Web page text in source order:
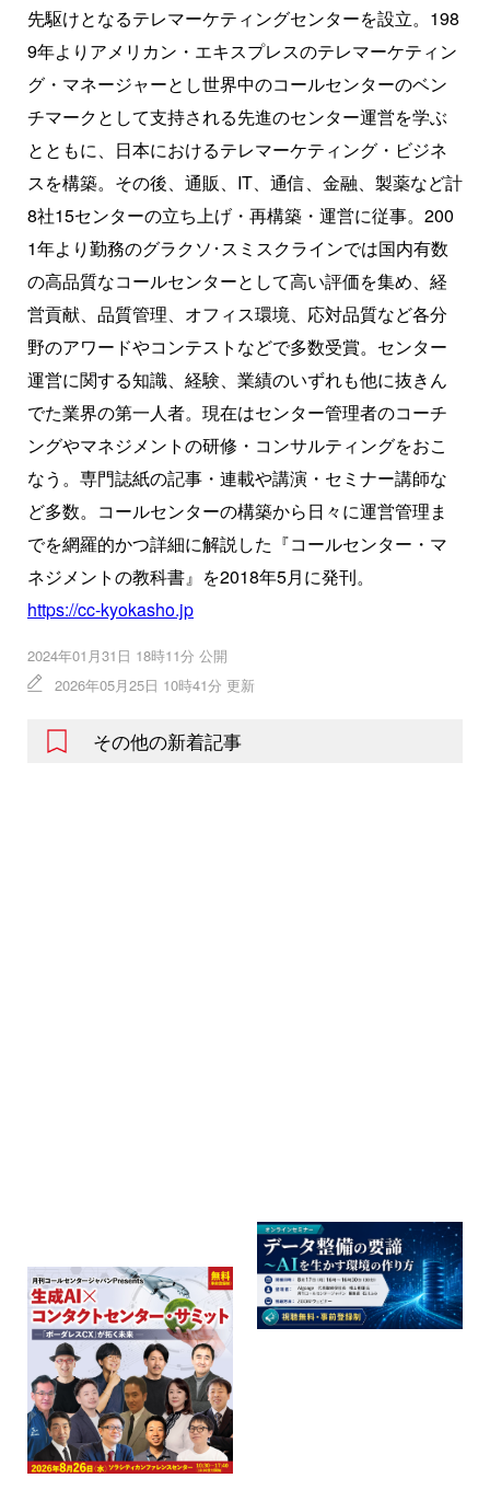
先駆けとなるテレマーケティングセンターを設立。198
9年よりアメリカン・エキスプレスのテレマーケティン
グ・マネージャーとし世界中のコールセンターのベン
チマークとして支持される先進のセンター運営を学ぶ
とともに、日本におけるテレマーケティング・ビジネ
スを構築。その後、通販、IT、通信、金融、製薬など計
8社15センターの立ち上げ・再構築・運営に従事。200
1年より勤務のグラクソ･スミスクラインでは国内有数
の高品質なコールセンターとして高い評価を集め、経
営貢献、品質管理、オフィス環境、応対品質など各分
野のアワードやコンテストなどで多数受賞。センター
運営に関する知識、経験、業績のいずれも他に抜きん
でた業界の第一人者。現在はセンター管理者のコーチ
ングやマネジメントの研修・コンサルティングをおこ
なう。専門誌紙の記事・連載や講演・セミナー講師な
ど多数。コールセンターの構築から日々に運営管理ま
でを網羅的かつ詳細に解説した『コールセンター・マ
ネジメントの教科書』を2018年5月に発刊。
https://cc-kyokasho.jp
2024年01月31日 18時11分 公開
2026年05月25日 10時41分 更新
その他の新着記事